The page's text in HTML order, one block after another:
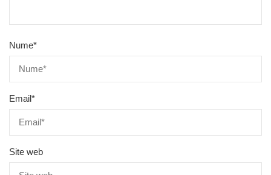
Nume*
Email*
Site web